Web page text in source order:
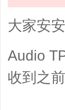
大家安
Audio
收到之